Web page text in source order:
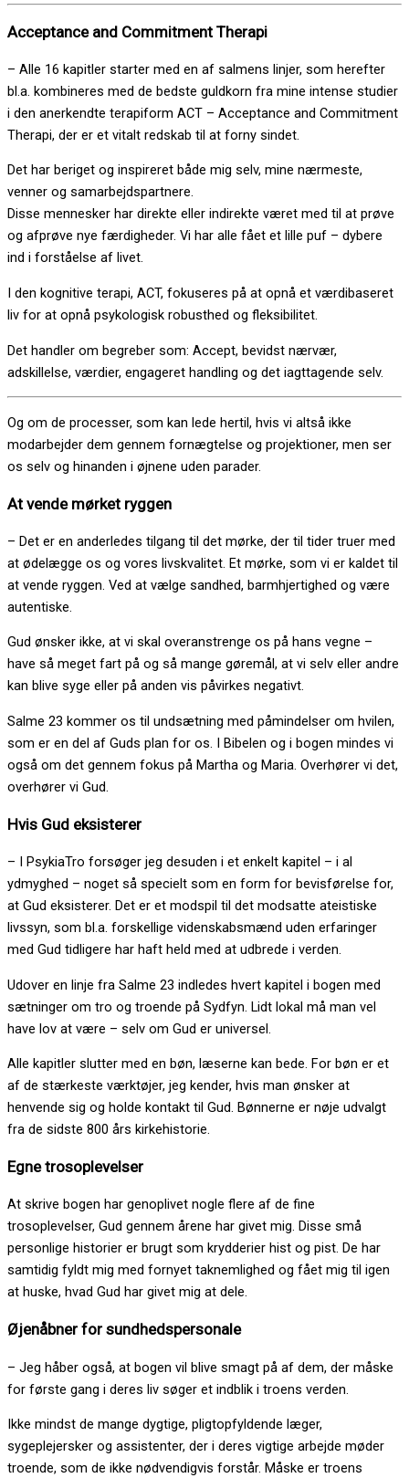
Acceptance and Commitment Therapi
– Alle 16 kapitler starter med en af salmens linjer, som herefter
bl.a. kombineres med de bedste guldkorn fra mine intense studier
i den anerkendte terapiform ACT – Acceptance and Commitment
Therapi, der er et vitalt redskab til at forny sindet.
Det har beriget og inspireret både mig selv, mine nærmeste,
venner og samarbejdspartnere.
Disse mennesker har direkte eller indirekte været med til at prøve
og afprøve nye færdigheder. Vi har alle fået et lille puf – dybere
ind i forståelse af livet.
I den kognitive terapi, ACT, fokuseres på at opnå et værdibaseret
liv for at opnå psykologisk robusthed og fleksibilitet.
Det handler om begreber som: Accept, bevidst nærvær,
adskillelse, værdier, engageret handling og det iagttagende selv.
Og om de processer, som kan lede hertil, hvis vi altså ikke
modarbejder dem gennem fornægtelse og projektioner, men ser
os selv og hinanden i øjnene uden parader.
At vende mørket ryggen
– Det er en anderledes tilgang til det mørke, der til tider truer med
at ødelægge os og vores livskvalitet. Et mørke, som vi er kaldet til
at vende ryggen. Ved at vælge sandhed, barmhjertighed og være
autentiske.
Gud ønsker ikke, at vi skal overanstrenge os på hans vegne –
have så meget fart på og så mange gøremål, at vi selv eller andre
kan blive syge eller på anden vis påvirkes negativt.
Salme 23 kommer os til undsætning med påmindelser om hvilen,
som er en del af Guds plan for os. I Bibelen og i bogen mindes vi
også om det gennem fokus på Martha og Maria. Overhører vi det,
overhører vi Gud.
Hvis Gud eksisterer
– I PsykiaTro forsøger jeg desuden i et enkelt kapitel – i al
ydmyghed – noget så specielt som en form for bevisførelse for,
at Gud eksisterer. Det er et modspil til det modsatte ateistiske
livssyn, som bl.a. forskellige videnskabsmænd uden erfaringer
med Gud tidligere har haft held med at udbrede i verden.
Udover en linje fra Salme 23 indledes hvert kapitel i bogen med
sætninger om tro og troende på Sydfyn. Lidt lokal må man vel
have lov at være – selv om Gud er universel.
Alle kapitler slutter med en bøn, læserne kan bede. For bøn er et
af de stærkeste værktøjer, jeg kender, hvis man ønsker at
henvende sig og holde kontakt til Gud. Bønnerne er nøje udvalgt
fra de sidste 800 års kirkehistorie.
Egne trosoplevelser
At skrive bogen har genoplivet nogle flere af de fine
trosoplevelser, Gud gennem årene har givet mig. Disse små
personlige historier er brugt som krydderier hist og pist. De har
samtidig fyldt mig med fornyet taknemlighed og fået mig til igen
at huske, hvad Gud har givet mig at dele.
Øjenåbner for sundhedspersonale
– Jeg håber også, at bogen vil blive smagt på af dem, der måske
for første gang i deres liv søger et indblik i troens verden.
Ikke mindst de mange dygtige, pligtopfyldende læger,
sygeplejersker og assistenter, der i deres vigtige arbejde møder
troende, som de ikke nødvendigvis forstår. Måske er troens